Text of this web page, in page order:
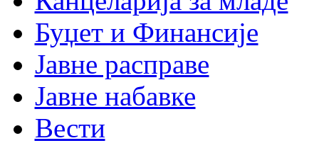
Буџет и Финансије
Јавне расправе
Јавне набавке
Вести